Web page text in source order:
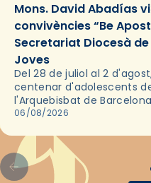
Mons. David Abadías
convivències “Be
Secretariat Diocesà
Joves
Del 28 de juliol al 2
centenar d'adolescents
l'Arquebisbat de
les convivències Be
06/08/2026